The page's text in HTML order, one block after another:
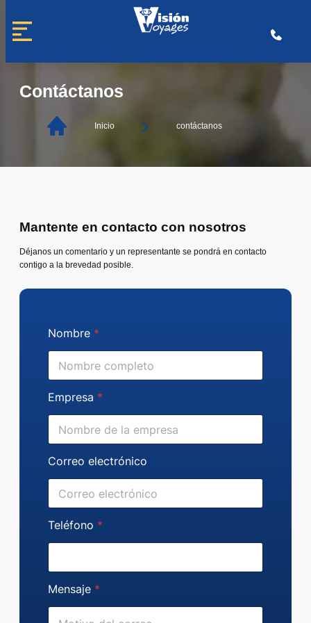
al
contenido
Contáctanos
Inicio contáctanos
Mantente en contacto con nosotros
Déjanos un comentario y un representante se pondrá en contacto
contigo a la brevedad posible.
Nombre *
Empresa *
Correo electrónico
e
l
f
n
o
Teléfono *
Mensaje *